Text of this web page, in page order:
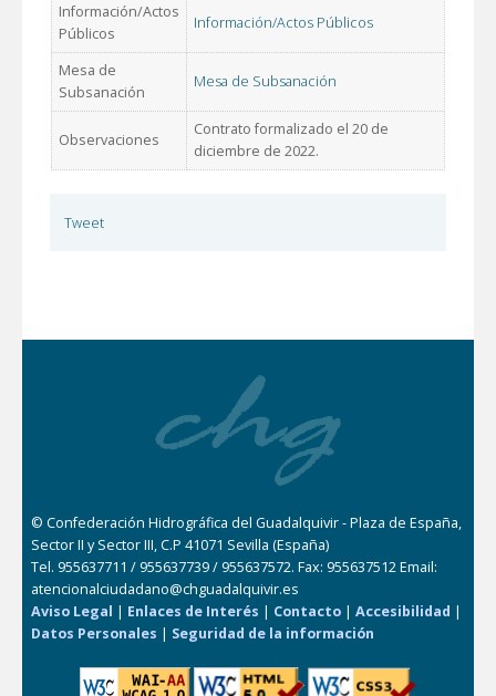
Información/Actos
Públicos
Información/Actos Públicos
Mesa de
Subsanación
Mesa de Subsanación
Observaciones
Contrato formalizado el 20 de
diciembre de 2022.
Tweet
© Confederación Hidrográfica del Guadalquivir - Plaza de España,
Sector II y Sector III, C.P 41071 Sevilla (España)
Tel. 955637711 / 955637739 / 955637572. Fax: 955637512 Email:
atencionalciudadano@chguadalquivir.es
Aviso Legal | Enlaces de Interés | Contacto |Accesibilidad |
Datos Personales | Seguridad de la información